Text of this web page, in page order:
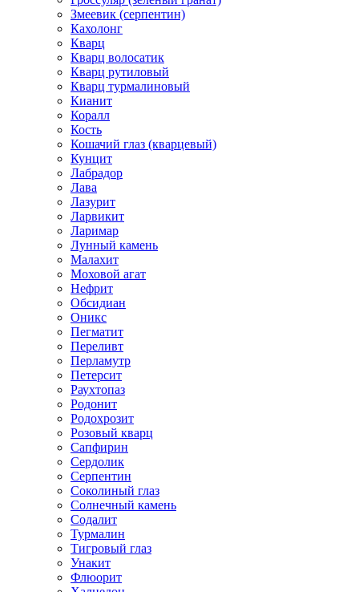
Змеевик (серпентин)
Кахолонг
Кварц
Кварц волосатик
Кварц рутиловый
Кварц турмалиновый
Кианит
Коралл
Кость
Кошачий глаз (кварцевый)
Кунцит
Лабрадор
Лава
Лазурит
Ларвикит
Ларимар
Лунный камень
Малахит
Моховой агат
Нефрит
Обсидиан
Оникс
Пегматит
Переливт
Перламутр
Петерсит
Раухтопаз
Родонит
Родохрозит
Розовый кварц
Сапфирин
Сердолик
Серпентин
Соколиный глаз
Солнечный камень
Содалит
Турмалин
Тигровый глаз
Унакит
Флюорит